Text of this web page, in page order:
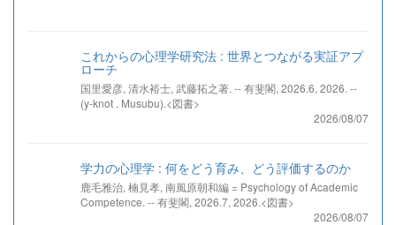
これからの心理学研究法 : 世界とつながる実証アプ
ローチ
国里愛彦, 清水裕士, 武藤拓之著. -- 有斐閣, 2026.6, 2026. --
(y-knot . Musubu).<図書>
2026/08/07
学力の心理学 : 何をどう育み、どう評価するのか
鹿毛雅治, 楠見孝, 南風原朝和編 = Psychology of Academic
Competence. -- 有斐閣, 2026.7, 2026.<図書>
2026/08/07